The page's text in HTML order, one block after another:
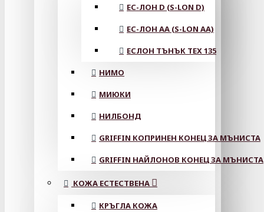
ЕС-ЛОН D (S-LON D)
ЕС-ЛОН АА (S-LON AA)
ЕСЛОН ТЪНЪК TEX 135
НИМО
МИЮКИ
НИЛБОНД
GRIFFIN КОПРИНЕН КОНЕЦ ЗА МЪНИСТА
GRIFFIN НАЙЛОНОВ КОНЕЦ ЗА МЪНИСТА
КОЖА ЕСТЕСТВЕНА
КРЪГЛА КОЖА